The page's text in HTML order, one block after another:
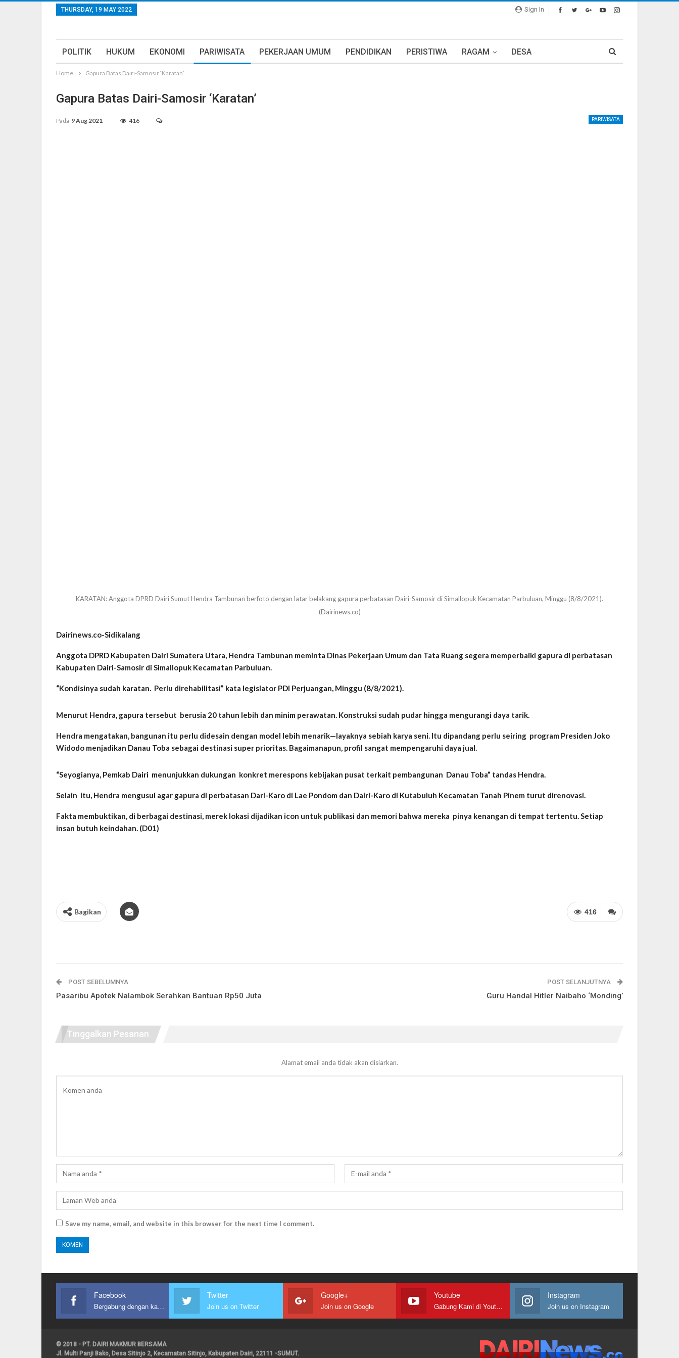
Sign In
THURSDAY, 19 MAY 2022
POLITIK HUKUM EKONOMI PARIWISATA PEKERJAAN UMUM PENDIDIKAN PERISTIWA RAGAM DESA
Home Gapura Batas Dairi-Samosir ‘Karatan’
Gapura Batas Dairi-Samosir ‘Karatan’
PARIWISATA
Pada 9 Aug 2021 416
KARATAN: Anggota DPRD Dairi Sumut Hendra Tambunan berfoto dengan latar belakang gapura perbatasan Dairi-Samosir di Simallopuk Kecamatan Parbuluan, Minggu (8/8/2021).
(Dairinews.co)
Dairinews.co-Sidikalang
Anggota DPRD Kabupaten Dairi Sumatera Utara, Hendra Tambunan meminta Dinas Pekerjaan Umum dan Tata Ruang segera memperbaiki gapura di perbatasan
Kabupaten Dairi-Samosir di Simallopuk Kecamatan Parbuluan.
“Kondisinya sudah karatan. Perlu direhabilitasi” kata legislator PDI Perjuangan, Minggu (8/8/2021).
Menurut Hendra, gapura tersebut berusia 20 tahun lebih dan minim perawatan. Konstruksi sudah pudar hingga mengurangi daya tarik.
Hendra mengatakan, bangunan itu perlu didesain dengan model lebih menarik—layaknya sebiah karya seni. Itu dipandang perlu seiring program Presiden Joko
Widodo menjadikan Danau Toba sebagai destinasi super prioritas. Bagaimanapun, profil sangat mempengaruhi daya jual.
“Seyogianya, Pemkab Dairi menunjukkan dukungan konkret merespons kebijakan pusat terkait pembangunan Danau Toba” tandas Hendra.
Selain itu, Hendra mengusul agar gapura di perbatasan Dari-Karo di Lae Pondom dan Dairi-Karo di Kutabuluh Kecamatan Tanah Pinem turut direnovasi.
Fakta membuktikan, di berbagai destinasi, merek lokasi dijadikan icon untuk publikasi dan memori bahwa mereka pinya kenangan di tempat tertentu. Setiap
insan butuh keindahan. (D01)
416
Bagikan
POST SEBELUMNYA
Pasaribu Apotek Nalambok Serahkan Bantuan Rp50 Juta
POST SELANJUTNYA
Guru Handal Hitler Naibaho ‘Monding’
Tinggalkan Pesanan
Alamat email anda tidak akan disiarkan.
Save my name, email, and website in this browser for the next time I comment.
Facebook
Bergabung dengan kami
Twitter
Join us on Twitter
Google+
Join us on Google
Youtube
Gabung Kami di Youtube
Instagram
Join us on Instagram
© 2018 - PT. DAIRI MAKMUR BERSAMA
Jl. Multi Panji Bako, Desa Sitinjo 2, Kecamatan Sitinjo, Kabupaten Dairi, 22111 -SUMUT.